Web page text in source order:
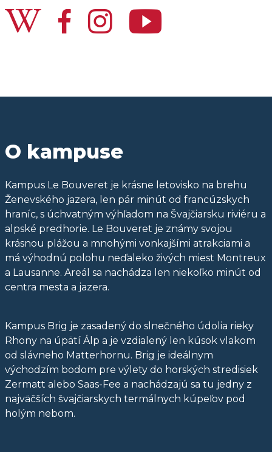
O kampuse
Kampus Le Bouveret je krásne letovisko na brehu
Ženevského jazera, len pár minút od francúzskych
hraníc, s úchvatným výhľadom na Švajčiarsku riviéru a
alpské predhorie. Le Bouveret je známy svojou
krásnou plážou a mnohými vonkajšími atrakciami a
má výhodnú polohu neďaleko živých miest Montreux
a Lausanne. Areál sa nachádza len niekoľko minút od
centra mesta a jazera.
Kampus Brig je zasadený do slnečného údolia rieky
Rhony na úpätí Álp a je vzdialený len kúsok vlakom
od slávneho Matterhornu. Brig je ideálnym
východzím bodom pre výlety do horských stredisiek
Zermatt alebo Saas-Fee a nachádzajú sa tu jedny z
najväčších švajčiarskych termálnych kúpeľov pod
holým nebom.